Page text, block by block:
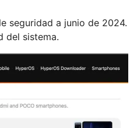
seguridad a junio de 2024.
del sistema.